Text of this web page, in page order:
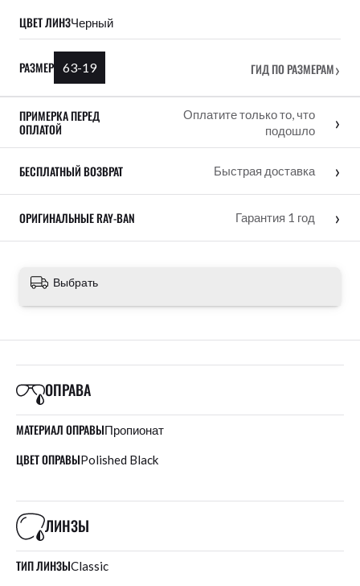
ЦВЕТ ЛИНЗЧерный
РАЗМЕР 63-19 ГИД ПО РАЗМЕРАМ›
ПРИМЕРКА ПЕРЕД
ОПЛАТОЙ
Оплатите только то, что
подошло
›
БЕСПЛАТНЫЙ ВОЗВРАТ Быстрая доставка ›
ОРИГИНАЛЬНЫЕ RAY-BAN Гарантия 1 год ›
Выбрать
ОПРАВА
МАТЕРИАЛ ОПРАВЫПропионат
ЦВЕТ ОПРАВЫPolished Black
ЛИНЗЫ
ТИП ЛИНЗЫClassic